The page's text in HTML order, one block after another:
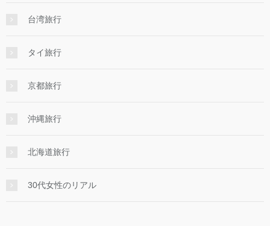
台湾旅行
タイ旅行
京都旅行
沖縄旅行
北海道旅行
30代女性のリアル